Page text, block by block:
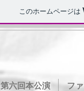
このホームページは
第六回本公演 フ